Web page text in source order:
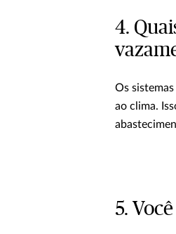
4.
Os
ao clima.
5.